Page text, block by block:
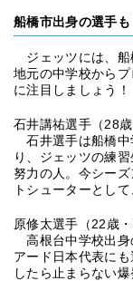
船橋市出身の選手も
ジェッツには、船
地元の中学校から
に注目しましょう！
石井講祐選手（28
石井選手は船橋中
り、ジェッツの練
努力の人。今シー
トシューターとし
原修太選手（22歳
高根台中学校出身
アード日本代表に
したら止まらない